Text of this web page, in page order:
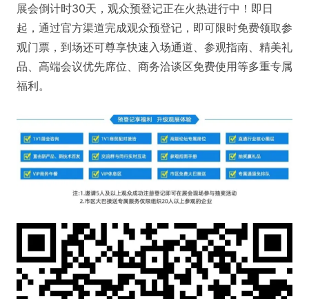
展会倒计时30天，观众预登记正在火热进行中！即日
起，通过官方渠道完成观众预登记，即可限时免费领取参
观门票，到场还可尊享快速入场通道、参观指南、精美礼
品、高端会议优先席位、商务洽谈区免费使用等多重专属
福利。